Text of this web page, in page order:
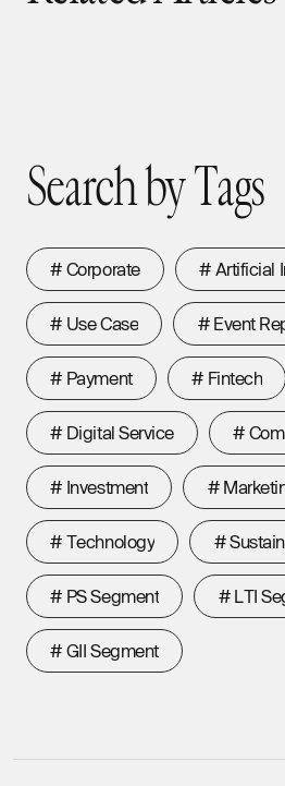
2026.07.30
の熱狂
Search by Tags
SearchbyTags
# Corporate
#Corporate
# Artificial I
#ArtificialI
# UseCase
#UseCase
# Event Re
#EventRe
# Payment
#Payment
# Fintech
#Fintech
# Digital Service
#DigitalService
# Com
#Com
# Investment
#Investment
# Marketi
#Marketi
# Technology
#Technology
#Sustain
#Sustain
# PSSegment
#PSSegment
# LTI Se
#LTISe
# GII Segment
#GIISegment